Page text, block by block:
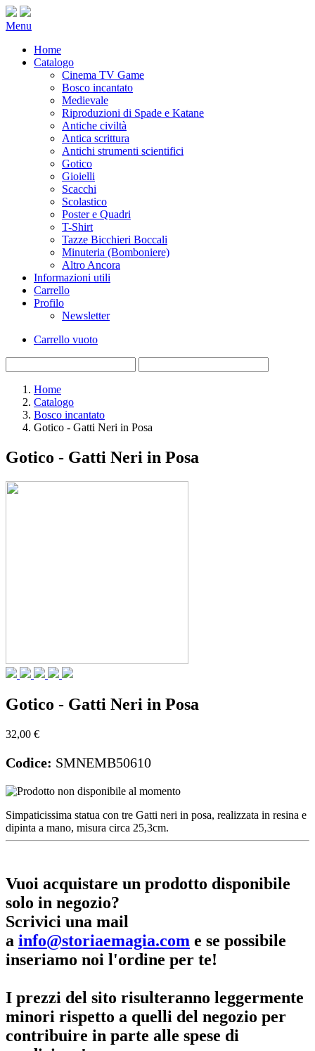
Menu
Home
Catalogo
Cinema TV Game
Bosco incantato
Medievale
Riproduzioni di Spade e Katane
Antiche civiltà
Antica scrittura
Antichi strumenti scientifici
Gotico
Gioielli
Scacchi
Scolastico
Poster e Quadri
T-Shirt
Tazze Bicchieri Boccali
Minuteria (Bomboniere)
Altro Ancora
Informazioni utili
Carrello
Profilo
Newsletter
Carrello vuoto
Home
Catalogo
Bosco incantato
Gotico - Gatti Neri in Posa
Gotico - Gatti Neri in Posa
Gotico - Gatti Neri in Posa
32,00 €
Codice: SMNEMB50610
Simpaticissima statua con tre Gatti neri in posa, realizzata in resina e
dipinta a mano, misura circa 25,3cm.
Vuoi acquistare un prodotto disponibile
solo in negozio?
Scrivici una mail
a info@storiaemagia.com e se possibile
inseriamo noi l'ordine per te!
I prezzi del sito risulteranno leggermente
minori rispetto a quelli del negozio per
contribuire in parte alle spese di